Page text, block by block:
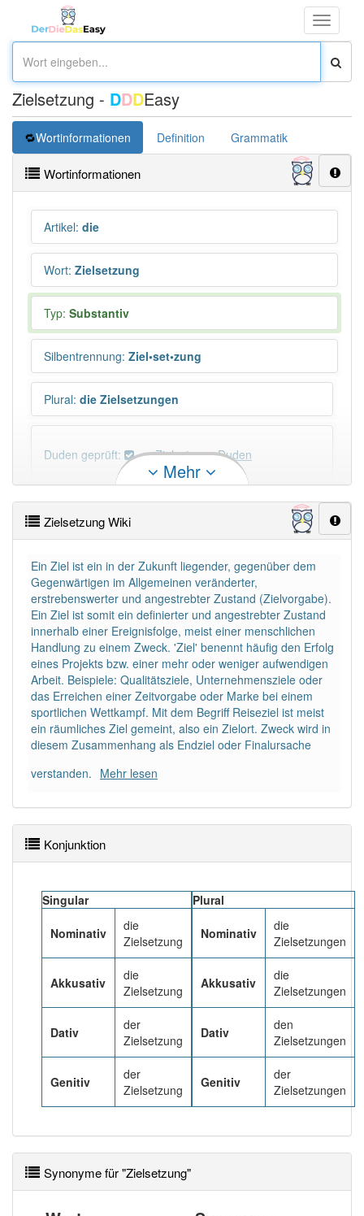
Toggle
Zielsetzung - DDDEasy
Wortinformationen Definition Grammatik
Wortinformationen
Artikel: die
Wort: Zielsetzung
Typ: Substantiv
Silbentrennung: Ziel•set•zung
Plural: die Zielsetzungen
Duden geprüft: Zielsetzung Duden
×
Wörter, die mit "-ung" enden, haben fast immer
DER:127Ausnahmen Beispiele
DIE:11 043
DAS:2Ausnahmen Beispiele
PowerIndex:4
Wörter mit Endung-zielsetzung: 1
Wörter mit Endung
anderen Artikeldie: 0
87% unserer Spielapp-Nutzer haben den Artikel
korrekt erraten.
Mehr
Zielsetzung Wiki
Ein Ziel ist ein in der Zukunft liegender, gegenüber dem
Gegenwärtigen im Allgemeinen veränderter,
erstrebenswerter und angestrebter Zustand (Zielvorgabe).
Ein Ziel ist somit ein definierter und angestrebter Zustand
innerhalb einer Ereignisfolge, meist einer menschlichen
Handlung zu einem Zweck. 'Ziel' benennt häufig den Erfolg
eines Projekts bzw. einer mehr oder weniger aufwendigen
Arbeit. Beispiele: Qualitätsziele, Unternehmensziele oder
das Erreichen einer Zeitvorgabe oder Marke bei einem
sportlichen Wettkampf. Mit dem Begriff Reise­ziel ist meist
ein räumliches Ziel gemeint, also ein Zielort. Zweck wird in
diesem Zusammenhang als Endziel oder Finalursache
verstanden. Mehr lesen
Konjunktion
Singular
Nominativ
die
Zielsetzung
Akkusativ
die
Zielsetzung
Dativ
der
Zielsetzung
Genitiv
der
Zielsetzung
Plural
Nominativ
die
Zielsetzungen
Akkusativ
die
Zielsetzungen
Dativ
den
Zielsetzungen
Genitiv
der
Zielsetzungen
Synonyme für "Zielsetzung"